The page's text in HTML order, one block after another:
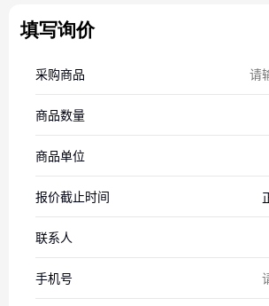
填写询价